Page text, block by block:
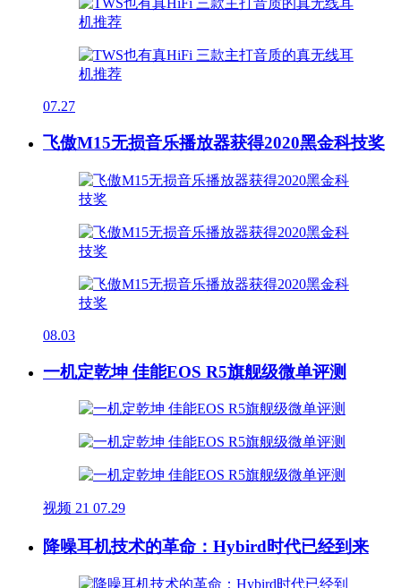
07.27
飞傲M15无损音乐播放器获得2020黑金科技奖
08.03
一机定乾坤 佳能EOS R5旗舰级微单评测
视频 21 07.29
降噪耳机技术的革命：Hybird时代已经到来